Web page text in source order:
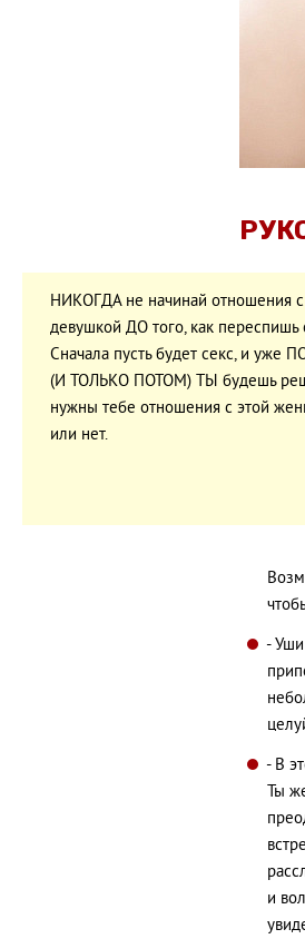
НИКОГДА не начинай отношения с
девушкой ДО того, как переспишь
Сначала пусть будет секс, и уже
(И ТОЛЬКО ПОТОМ) ТЫ будешь
нужны тебе отношения с этой
или нет.
- Уши
- В
Ты
и